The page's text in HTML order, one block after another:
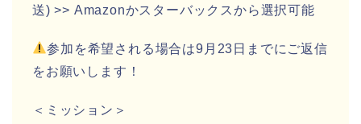
送) >> Amazonかスターバックスから選択可能
参加を希望される場合は9月23日までにご返信
をお願いします！
＜ミッション＞